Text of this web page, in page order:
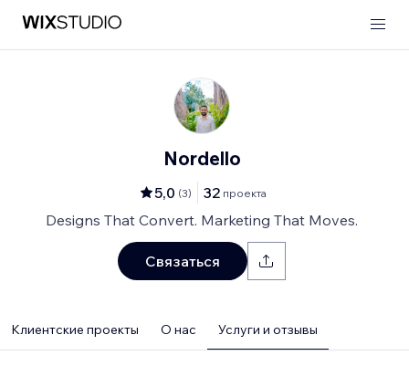
Nordello
5,0 (3) 32 проекта
Designs That Convert. Marketing That Moves.
Связаться
Клиентские проекты О нас Услуги и отзывы